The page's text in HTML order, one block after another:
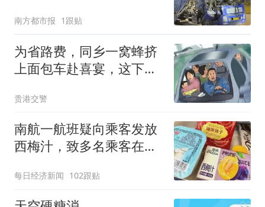
南方都市报 1跟贴
为省路费，同乡一窝蜂挤
上面包车赴喜宴，这下亏
贵港交警
南航一航班疑向乘客发放
西梅汁，致多名乘客在飞
客：机上100多人只有2个
厕所；客服回应：并非每
每日经济新闻 102跟贴